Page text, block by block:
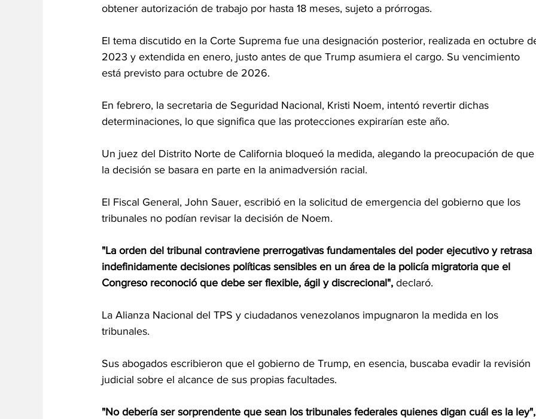
obtener autorización de trabajo por hasta 18 meses, sujeto a prórrogas.
El tema discutido en la Corte Suprema fue una designación posterior, realizada en octubre
2023 y extendida en enero, justo antes de que Trump asumiera el cargo. Su vencimiento
está previsto para octubre de 2026.
En febrero, la secretaria de Seguridad Nacional, Kristi Noem, intentó revertir dichas
determinaciones, lo que significa que las protecciones expirarían este año.
Un juez del Distrito Norte de California bloqueó la medida, alegando la preocupación de
la decisión se basara en parte en la animadversión racial.
El Fiscal General, John Sauer, escribió en la solicitud de emergencia del gobierno que los
tribunales no podían revisar la decisión de Noem.
"La orden del tribunal contraviene prerrogativas fundamentales del poder ejecutivo y retrasa
indefinidamente decisiones políticas sensibles en un área de la policía migratoria que el
Congreso reconoció que debe ser flexible, ágil y discrecional", declaró.
La Alianza Nacional del TPS y ciudadanos venezolanos impugnaron la medida en los
tribunales.
Sus abogados escribieron que el gobierno de Trump, en esencia, buscaba evadir la revisión
judicial sobre el alcance de sus propias facultades.
"No debería ser sorprendente que sean los tribunales federales quienes digan cuál es la ley",